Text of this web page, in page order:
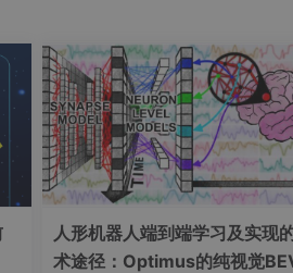
人形机器人端到端学习及实现
术途径：Optimus的纯视觉